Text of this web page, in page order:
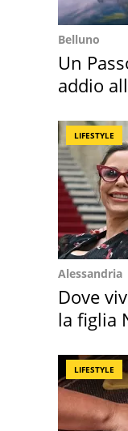
Belluno
Un
addio
LIFESTYLE
Alessandria
Dove
la figlia
LIFESTYLE